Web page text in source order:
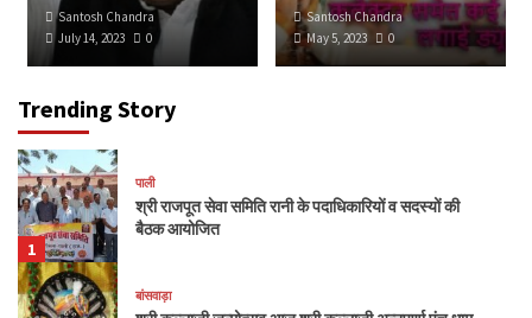
Santosh Chandra
July 14, 2023
0
Santosh Chandra
May 5, 2023
0
Trending Story
1
पाली
श्री राजपूत सेवा समिति रानी के पदाधिकारियों व सदस्यों की
बैठक आयोजित
बांसवाड़ा